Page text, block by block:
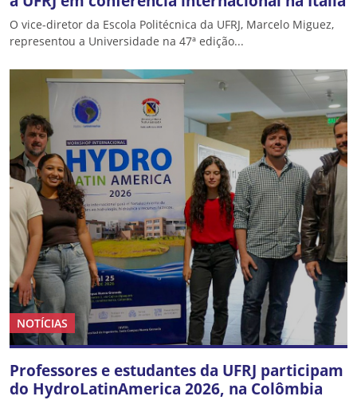
O vice-diretor da Escola Politécnica da UFRJ, Marcelo Miguez,
representou a Universidade na 47ª edição...
NOTÍCIAS
Professores e estudantes da UFRJ participam
do HydroLatinAmerica 2026, na Colômbia